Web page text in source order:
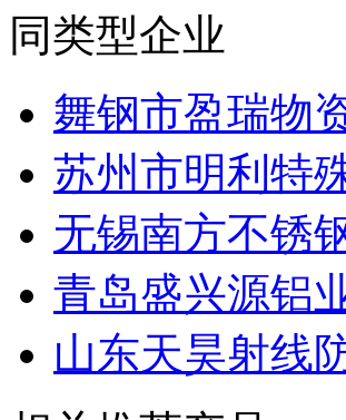
同类型企业
舞钢市盈瑞物
苏州市明利特
无锡南方不锈
青岛盛兴源铝
山东天昊射线